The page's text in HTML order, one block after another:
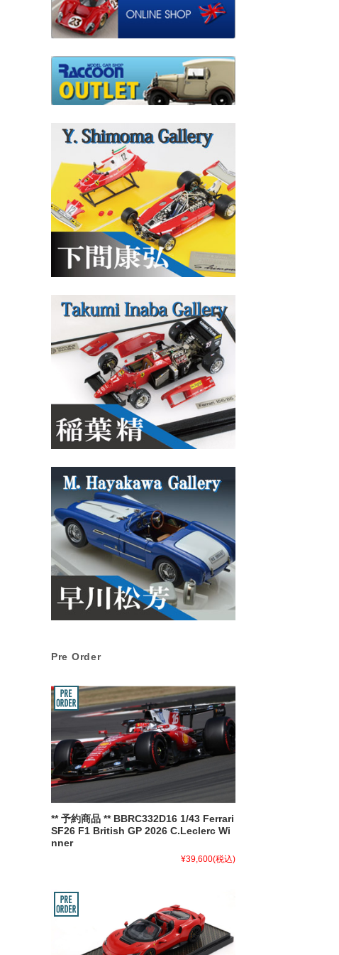
Pre Order
** 予約商品 ** BBRC332D16 1/43 Ferrari
SF26 F1 British GP 2026 C.Leclerc Wi
nner
¥39,600(税込)